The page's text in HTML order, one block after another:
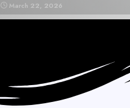
March 22, 2026